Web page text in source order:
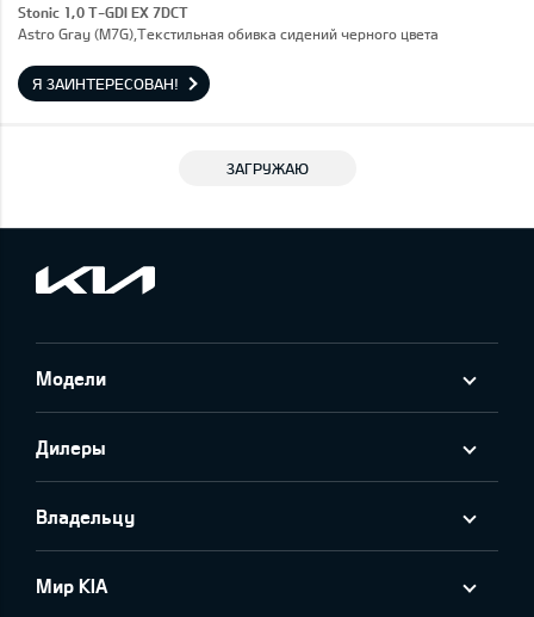
Stonic 1,0 T-GDI EX 7DCT
Astro Gray (M7G),Текстильная обивка сидений черного цвета
Я ЗАИНТЕРЕСОВАН!
ЗАГРУЖАЮ
Модели
Дилеры
Владельцу
Мир KIA